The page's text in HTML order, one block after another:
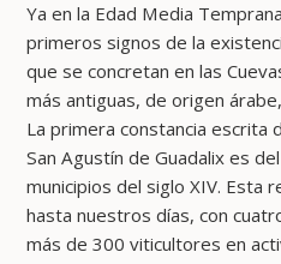
Ya en la Edad Media
primeros signos de la
que se concretan en las
más antiguas, de origen
La primera constancia escrita
San Agustín de Guadalix es
municipios del siglo XIV. Esta
hasta nuestros días, con
más de 300 viticultores en